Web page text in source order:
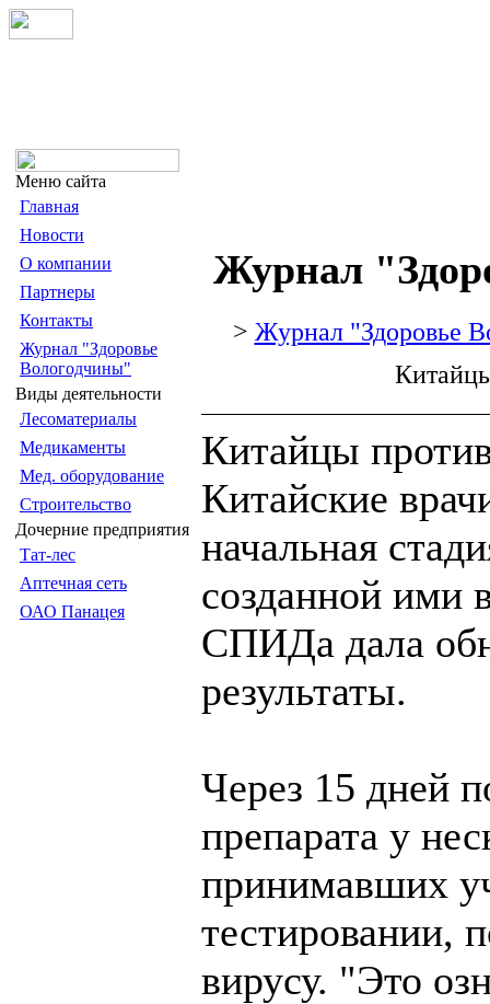
Меню сайта
Главная
Новости
О компании
Партнеры
Контакты
Журнал "Здоровье
Вологодчины"
Виды деятельности
Лесоматериалы
Медикаменты
Мед. оборудование
Строительство
Дочерние предприятия
Тат-лес
Аптечная сеть
ОАО Панацея
Журнал
> Журнал "Здоровье
Китайцы
Китайские
начальная
созданной ими
СПИДа дала
результаты.
Через 15 дней
препарата у
принимавших
тестировании,
вирусу. "Это